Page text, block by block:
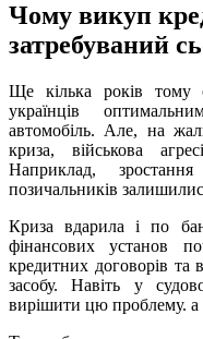
Чому викуп
затребуваний
Ще кілька років тому
українців
автомобіль. Але, на
криза, військова
Наприклад, зростання
позичальників
Криза вдарила і по
фінансових установ
кредитних договорів та
засобу. Навіть у
вирішити цю проблему. а